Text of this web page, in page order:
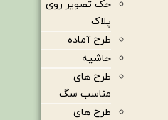
حک تصویر روی
پلاک
طرح آماده
حاشیه
طرح های
مناسب سگ
طرح های